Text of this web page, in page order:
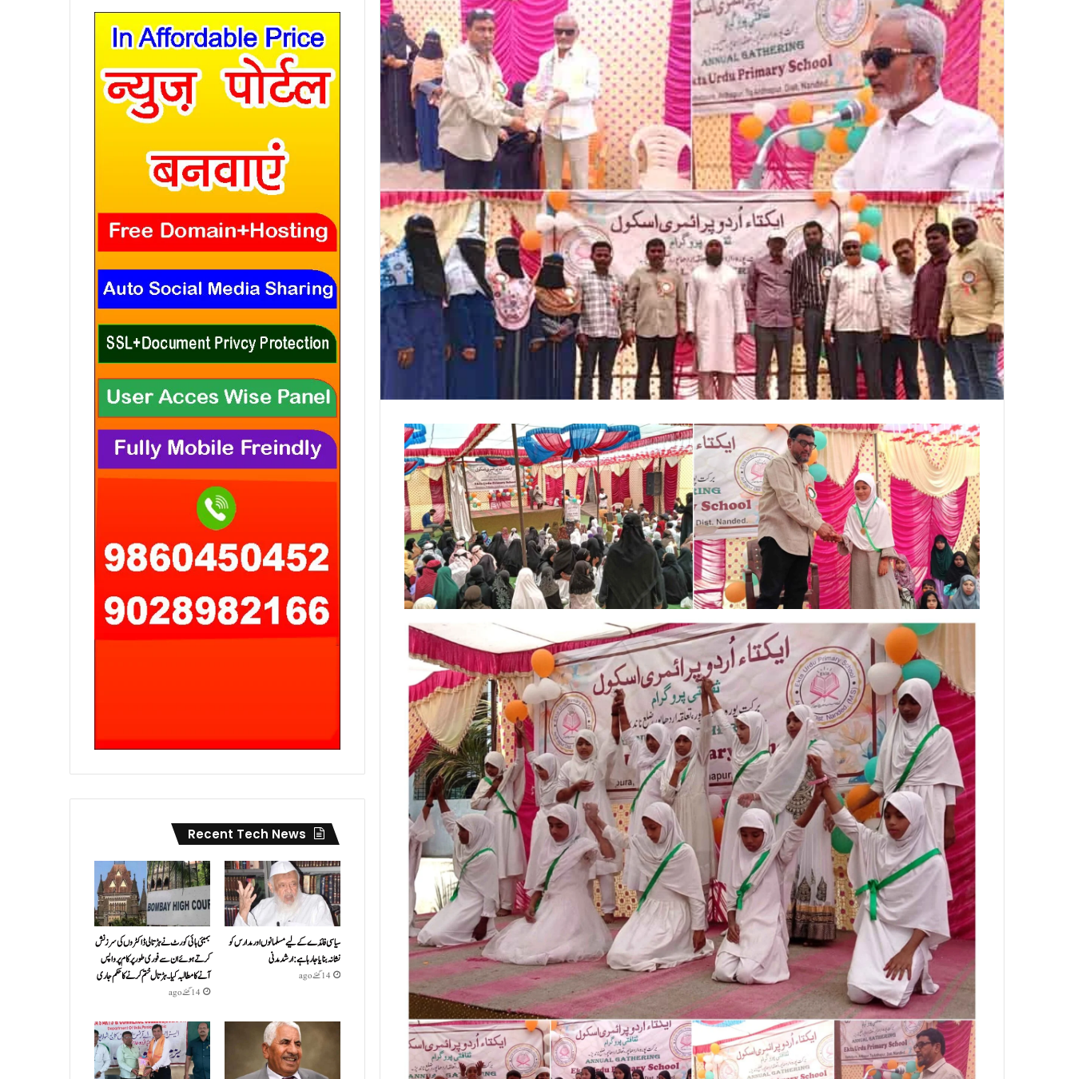
Recent Tech News
سیاسی فائدے کے لیے مسلمانوں اور مدارس کو
نشانہ بنایا جا رہا ہے: ارشد مدنی
14 گھنٹے ago
بمبئی ہائی کورٹ نے ہڑتالی ڈاکٹروں کی سرزنش
کرتے ہوئے ان سے فوری طور پر کام پر واپس
آنے کا مطالبہ کیا۔ہڑتال ختم کرنے کا حکم جاری
14 گھنٹے ago